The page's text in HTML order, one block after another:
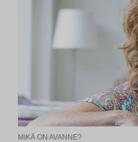
MIKÄ ON AVANNE?